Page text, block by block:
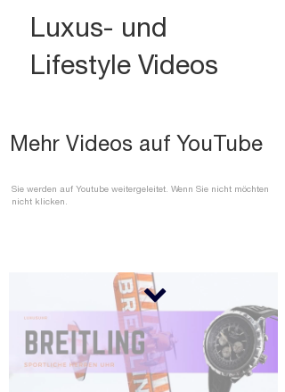
Luxus- und
Lifestyle Videos
Mehr Videos auf YouTube
Sie werden auf Youtube weitergeleitet. Wenn Sie nicht möchten
nicht klicken.